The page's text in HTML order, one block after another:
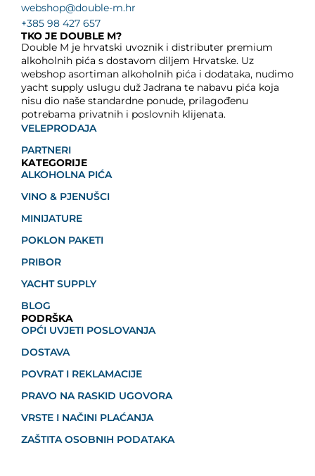
webshop@double-m.hr
+385 98 427 657
TKO JE DOUBLE M?
Double M je hrvatski uvoznik i distributer premium
alkoholnih pića s dostavom diljem Hrvatske. Uz
webshop asortiman alkoholnih pića i dodataka, nudimo
yacht supply uslugu duž Jadrana te nabavu pića koja
nisu dio naše standardne ponude, prilagođenu
potrebama privatnih i poslovnih klijenata.
VELEPRODAJA
PARTNERI
KATEGORIJE
ALKOHOLNA PIĆA
VINO & PJENUŠCI
MINIJATURE
POKLON PAKETI
PRIBOR
YACHT SUPPLY
BLOG
PODRŠKA
OPĆI UVJETI POSLOVANJA
DOSTAVA
POVRAT I REKLAMACIJE
PRAVO NA RASKID UGOVORA
VRSTE I NAČINI PLAĆANJA
ZAŠTITA OSOBNIH PODATAKA